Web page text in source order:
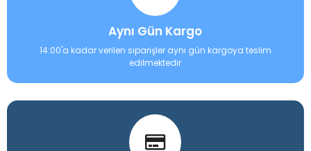
Aynı Gün Kargo
14:00'a kadar verilen siparişler aynı gün kargoya teslim
edilmektedir